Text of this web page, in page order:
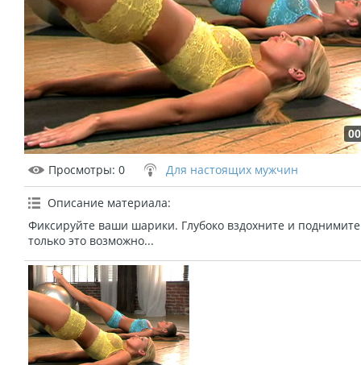
Просмотры: 0 Для настоящих мужчин
Описание материала:
Фиксируйте ваши шарики. Глубоко вздохните и
только это возможно...